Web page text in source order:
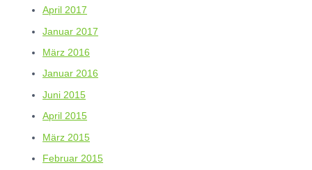
April 2017
Januar 2017
März 2016
Januar 2016
Juni 2015
April 2015
März 2015
Februar 2015